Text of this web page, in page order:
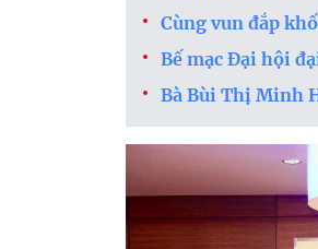
Cùng vun đắp
Bế mạc Đại hội
Bà Bùi Thị Minh